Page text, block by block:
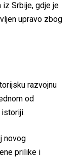
iz Srbije, gdje je
upravo zbog
razvojnu
od
istoriji.
novog
prilike i